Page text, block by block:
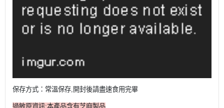
保存方式：常溫保存,開封後請盡速食用完畢
過敏原資訊:本產品含有芝麻製品